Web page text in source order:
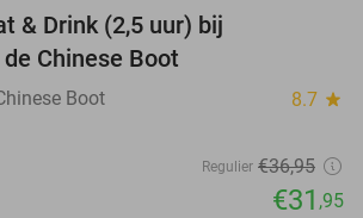
& Drink (2,5 uur) bij
Chinese Boot
Boot 8.7 star
Regulier €36,95
€31 ,95